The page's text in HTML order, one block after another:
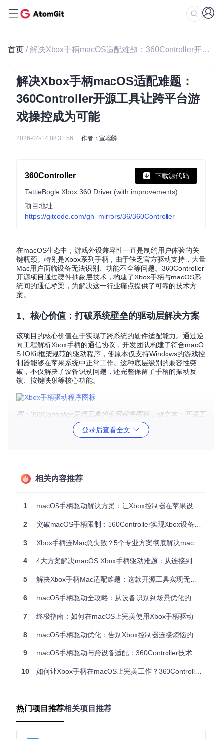
首页 / 解决Xbox手柄macOS适配难题：360Controller开源工具让跨平台游戏操控成为可能
解决Xbox手柄macOS适配难题：
360Controller开源工具让跨平台游
戏操控成为可能
2026-04-14 08:31:56 作者：宣聪麟
360Controller 下载源代码
TattieBogle Xbox 360 Driver (with improvements)
项目地址：
https://gitcode.com/gh_mirrors/36/360Controller
在macOS生态中，游戏外设兼容性一直是制约用户体验的关
键瓶颈。特别是Xbox系列手柄，由于缺乏官方驱动支持，大量
Mac用户面临设备无法识别、功能不全等问题。360Controller
开源项目通过硬件抽象层技术，构建了Xbox手柄与macOS系
统间的通信桥梁，为解决这一行业痛点提供了可靠的技术方
案。
1、核心价值：打破系统壁垒的驱动层解决方案
该项目的核心价值在于实现了跨系统的硬件适配能力。通过逆
向工程解析Xbox手柄的通信协议，开发团队构建了符合macO
S IOKit框架规范的驱动程序，使原本仅支持Windows的游戏控
制器能够在苹果系统中正常工作。这种底层级别的兼容性突
破，不仅解决了设备识别问题，还完整保留了手柄的振动反
馈、按键映射等核心功能。
图：360Controller开源工具的应用程序图标，alt文本：开源工
具Xbox手柄驱动程序图标适用场景
通过HID（人机接口设备）协议与手柄建立通信，将原始输入
信号转换为系统可识别的标准数据格式；驱动核心层实现设备
置界面，支持按键映射、灵敏度调节等个性化设置。其中，HI
系统间输入设备数据格式差异的问题。
3、应用场景：从游戏娱乐到开发测试的多元价
值
该工具在实际应用中展现出广泛的适用性。对于游戏玩家而
作，特别优化了《赛博朋克2077》《艾尔登法环》等3A大作
测试环境，通过模拟不同手柄状态可快速验证游戏兼容性；教
例，帮助理解跨平台设备通信原理。
4、操作指南：标准化部署流程
准备工作
开发工具安装：通过Homebrew安装Xcode Command Lin
登录后查看全文
相关内容推荐
1 macOS手柄驱动解决方案：让Xbox控制器在苹果设备上完美工作
2 突破macOS手柄限制：360Controller实现Xbox设备无缝适配
3 Xbox手柄连Mac总失败？5个专业方案彻底解决macOS Xbox手柄驱动难题
4 4大方案解决macOS Xbox手柄驱动难题：从连接到优化的完整指南
5 解决Xbox手柄Mac适配难题：这款开源工具实现无缝兼容与体验升级
6 macOS手柄驱动全攻略：从设备识别到场景优化的完美适配方案
7 终极指南：如何在macOS上完美使用Xbox手柄驱动
8 macOS手柄驱动优化：告别Xbox控制器连接烦恼的专业解决方案
9 macOS手柄驱动与跨设备适配：360Controller技术解析与应用指南
10 如何让Xbox手柄在macOS上完美工作？360Controller驱动的技术突破
热门项目推荐相关项目推荐